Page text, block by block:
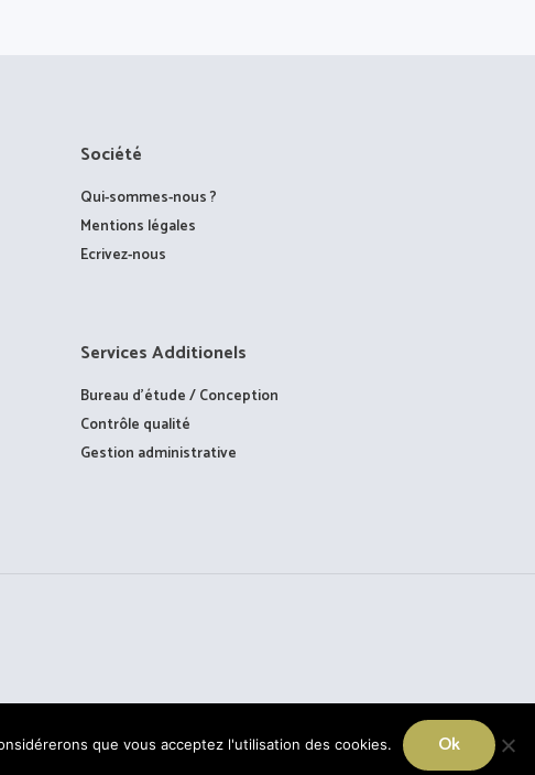
Société
Qui-sommes-nous ?
Mentions légales
Ecrivez-nous
Services Additionels
Bureau d’étude / Conception
Contrôle qualité
Gestion administrative
que vous acceptez l'utilisation des cookies. Ok